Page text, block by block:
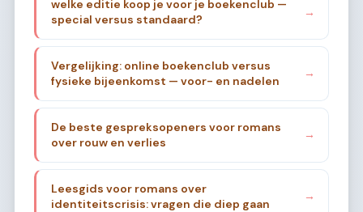
welke editie koop je voor je boekenclub —
special versus standaard?
→
Vergelijking: online boekenclub versus
fysieke bijeenkomst — voor- en nadelen
→
De beste gespreksopeners voor romans
over rouw en verlies
→
Leesgids voor romans over
identiteitscrisis: vragen die diep gaan
→